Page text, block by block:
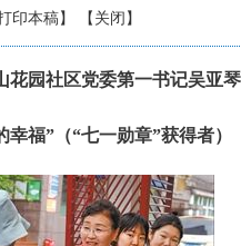
印本稿】 【关闭】
花园社区党委第一书记吴
福”（“七一勋章”获得者）